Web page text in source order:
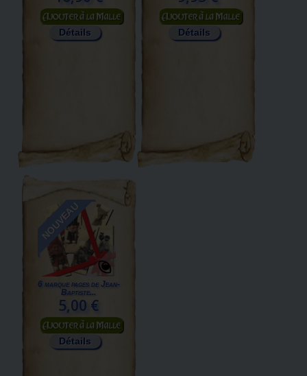
Ajouter au panier
Détails
Ajouter au panier
Détails
NOUVEAU
6 marque pages de Jean-
Baptiste...
5,00 €
Ajouter au panier
Détails